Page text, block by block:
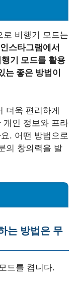
로 비행기 모드는
인스타그램에서
기 모드를 활용
는 좋은 방법이
더욱 편리하게
개인 정보와 프라
. 어떤 방법으로
의 창의력을 발
는 방법은 무
드를 켭니다.